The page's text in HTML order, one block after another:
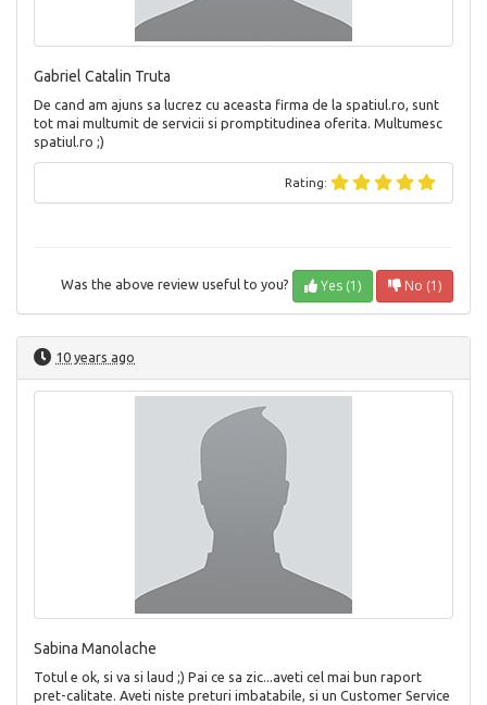
Gabriel Catalin Truta
De cand am ajuns sa lucrez cu aceasta firma de la spatiul.ro, sunt
tot mai multumit de servicii si promptitudinea oferita. Multumesc
spatiul.ro ;)
Rating:
Was the above review useful to you? Yes (1) No (1)
10 years ago
Sabina Manolache
Totul e ok, si va si laud ;) Pai ce sa zic...aveti cel mai bun raport
pret-calitate. Aveti niste preturi imbatabile, si un Customer Service